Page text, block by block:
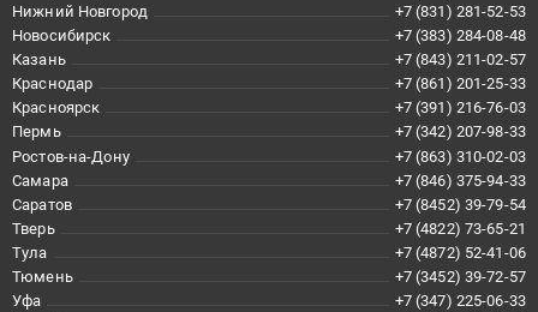
Нижний Новгород
+7 (831) 281-52-53
Новосибирск
+7 (383) 284-08-48
Казань
+7 (843) 211-02-57
Краснодар
+7 (861) 201-25-33
Красноярск
+7 (391) 216-76-03
Пермь
+7 (342) 207-98-33
Ростов-на-Дону
+7 (863) 310-02-03
Самара
+7 (846) 375-94-33
Саратов
+7 (8452) 39-79-54
Тверь
+7 (4822) 73-65-21
Тула
+7 (4872) 52-41-06
Тюмень
+7 (3452) 39-72-57
Уфа
+7 (347) 225-06-33